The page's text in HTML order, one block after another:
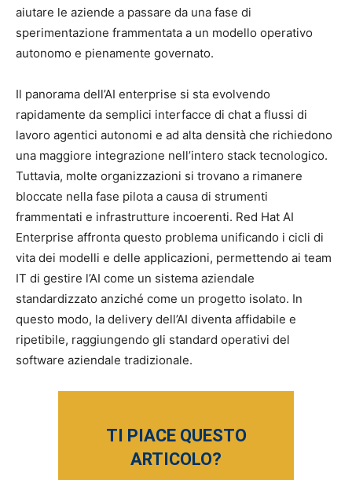
aiutare le aziende a passare da una fase di
sperimentazione frammentata a un modello operativo
autonomo e pienamente governato.
Il panorama dell’AI enterprise si sta evolvendo
rapidamente da semplici interfacce di chat a flussi di
lavoro agentici autonomi e ad alta densità che richiedono
una maggiore integrazione nell’intero stack tecnologico.
Tuttavia, molte organizzazioni si trovano a rimanere
bloccate nella fase pilota a causa di strumenti
frammentati e infrastrutture incoerenti. Red Hat AI
Enterprise affronta questo problema unificando i cicli di
vita dei modelli e delle applicazioni, permettendo ai team
IT di gestire l’AI come un sistema aziendale
standardizzato anziché come un progetto isolato. In
questo modo, la delivery dell’AI diventa affidabile e
ripetibile, raggiungendo gli standard operativi del
software aziendale tradizionale.
TI PIACE QUESTO
ARTICOLO?